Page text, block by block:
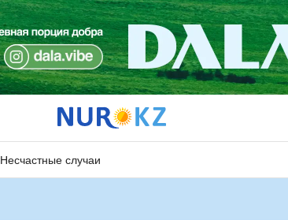
Несчастные случаи